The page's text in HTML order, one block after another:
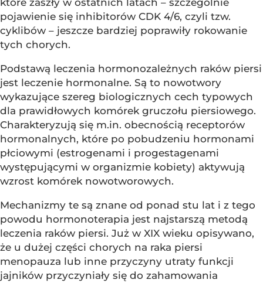
które zaszły w ostatnich latach – szczególnie
pojawienie się inhibitorów CDK 4/6, czyli tzw.
cyklibów – jeszcze bardziej poprawiły rokowanie
tych chorych.
Podstawą leczenia hormonozależnych raków piersi
jest leczenie hormonalne. Są to nowotwory
wykazujące szereg biologicznych cech typowych
dla prawidłowych komórek gruczołu piersiowego.
Charakteryzują się m.in. obecnością receptorów
hormonalnych, które po pobudzeniu hormonami
płciowymi (estrogenami i progestagenami
występującymi w organizmie kobiety) aktywują
wzrost komórek nowotworowych.
Mechanizmy te są znane od ponad stu lat i z tego
powodu hormonoterapia jest najstarszą metodą
leczenia raków piersi. Już w XIX wieku opisywano,
że u dużej części chorych na raka piersi
menopauza lub inne przyczyny utraty funkcji
jajników przyczyniały się do zahamowania